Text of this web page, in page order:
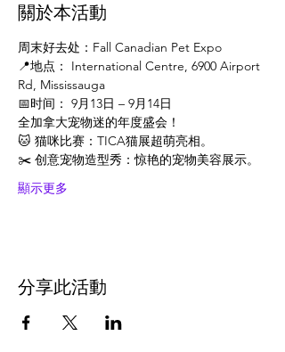
關於本活動
周末好去处：Fall Canadian Pet Expo
📍地点： International Centre, 6900 Airport
Rd, Mississauga
📅时间： 9月13日 – 9月14日
全加拿大宠物迷的年度盛会！
🐱 猫咪比赛：TICA猫展超萌亮相。
✂️ 创意宠物造型秀：惊艳的宠物美容展示。
顯示更多
分享此活動